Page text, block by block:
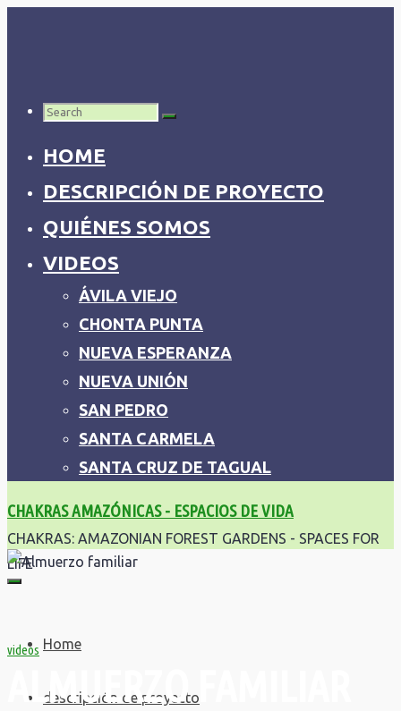
Search
for:
HOME
DESCRIPCIÓN DE PROYECTO
QUIÉNES SOMOS
VIDEOS
ÁVILA VIEJO
CHONTA PUNTA
NUEVA ESPERANZA
NUEVA UNIÓN
SAN PEDRO
SANTA CARMELA
SANTA CRUZ DE TAGUAL
CHAKRAS AMAZÓNICAS - ESPACIOS DE VIDA
CHAKRAS: AMAZONIAN FOREST GARDENS - SPACES FOR
LIFE
Home
descripción de proyecto
videos
ALMUERZO FAMILIAR